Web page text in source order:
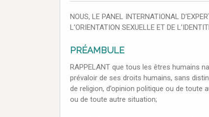
NOUS, LE PANEL INTERNATIONAL
L’ORIENTATION SEXUELLE ET DE
PRÉAMBULE
RAPPELANT que tous les êtres humains
prévaloir de ses droits humains, sans
de religion, d’opinion politique ou de toute
ou de toute autre situation;